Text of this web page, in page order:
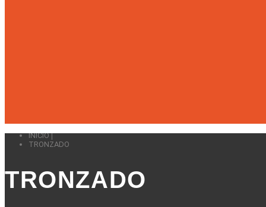
INICIO
TRONZADO
TRONZADO